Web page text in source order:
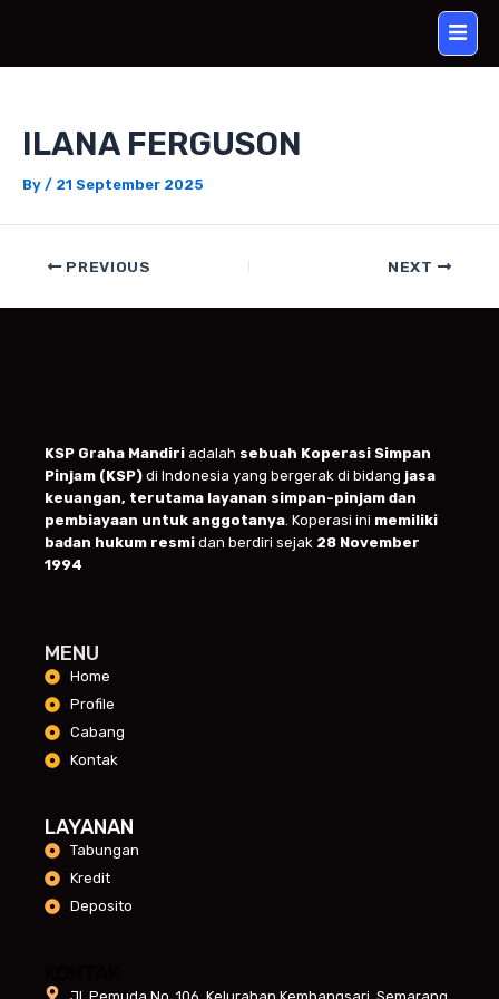
ILANA FERGUSON
By / 21 September 2025
PREVIOUS NEXT
KSP Graha Mandiri adalah sebuah Koperasi Simpan
Pinjam (KSP) di Indonesia yang bergerak di bidang jasa
keuangan, terutama layanan simpan-pinjam dan
pembiayaan untuk anggotanya . Koperasi ini memiliki
badan hukum resmi dan berdiri sejak 28 November
1994
MENU
Home
Profile
Cabang
Kontak
LAYANAN
Tabungan
Kredit
Deposito